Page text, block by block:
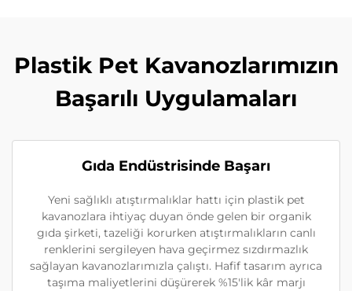
Plastik Pet Kavanozlarımızın
Başarılı Uygulamaları
Gıda Endüstrisinde Başarı
Yeni sağlıklı atıştırmalıklar hattı için plastik pet
kavanozlara ihtiyaç duyan önde gelen bir organik
gıda şirketi, tazeliği korurken atıştırmalıkların canlı
renklerini sergileyen hava geçirmez sızdırmazlık
sağlayan kavanozlarımızla çalıştı. Hafif tasarım ayrıca
taşıma maliyetlerini düşürerek %15'lik kâr marjı